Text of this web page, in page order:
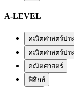
A-LEVEL
คณิตศาสตร์ปร
คณิตศาสตร์ปร
คณิตศาสตร์
ฟิสิกส์